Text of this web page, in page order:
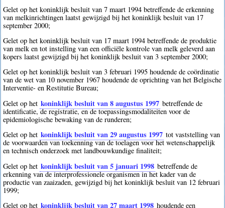
Gelet op het koninklijk besluit van 7 maart 1994 betreffende de erkenning
van melkinrichtingen laatst gewijzigd bij het koninklijk besluit van 17
september 2000;
Gelet op het koninklijk besluit van 17 maart 1994 betreffende de produktie
van melk en tot instelling van een officiële kontrole van melk geleverd aan
kopers laatst gewijzigd bij het koninklijk besluit van 3 september 2000;
Gelet op het koninklijk besluit van 3 februari 1995 houdende de coördinatie
van de wet van 10 november 1967 houdende de oprichting van het Belgische
Interventie- en Restitutie Bureau;
Gelet op het koninklijk besluit van 8 augustus 1997 betreffende de
identificatie, de registratie, en de toepassingsmodaliteiten voor de
epidemiologische bewaking van de runderen;
Gelet op het koninklijk besluit van 29 augustus 1997 tot vaststelling van
de voorwaarden van toekenning van de toelagen voor het wetenschappelijk
en technisch onderzoek met landbouwkundige finaliteit;
Gelet op het koninklijk besluit van 5 januari 1998 betreffende de
erkenning van de interprofessionele organismen in het kader van de
productie van zaaizaden, gewijzigd bij het koninklijk besluit van 12 februari
1999;
Gelet op het koninklijk besluit van 27 maart 1998 houdende een